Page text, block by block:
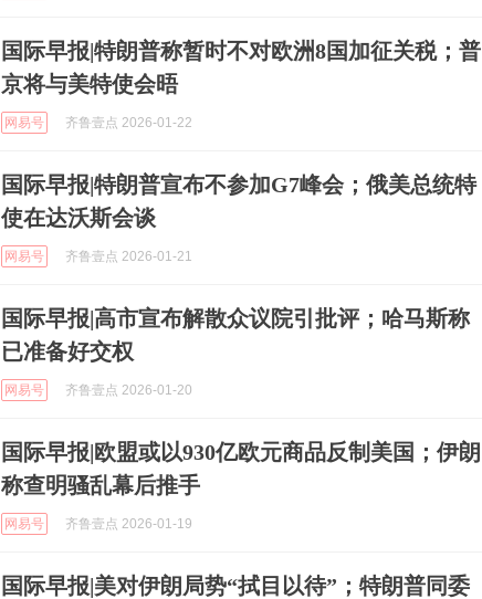
国际早报|特朗普称暂时不对欧洲8国加征关税；普
京将与美特使会晤
网易号 齐鲁壹点 2026-01-22
国际早报|特朗普宣布不参加G7峰会；俄美总统特
使在达沃斯会谈
网易号 齐鲁壹点 2026-01-21
国际早报|高市宣布解散众议院引批评；哈马斯称
已准备好交权
网易号 齐鲁壹点 2026-01-20
国际早报|欧盟或以930亿欧元商品反制美国；伊朗
称查明骚乱幕后推手
网易号 齐鲁壹点 2026-01-19
国际早报|美对伊朗局势“拭目以待”；特朗普同委